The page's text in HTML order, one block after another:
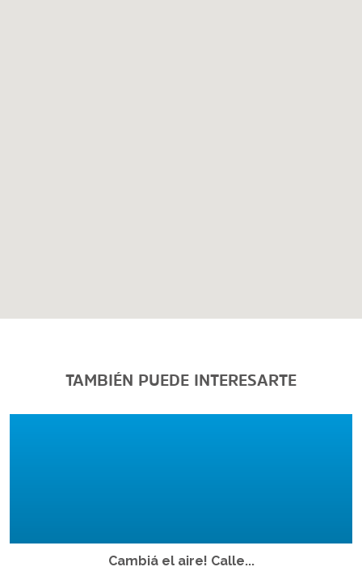
TAMBIÉN PUEDE INTERESARTE
Cambiá el aire! Calle...